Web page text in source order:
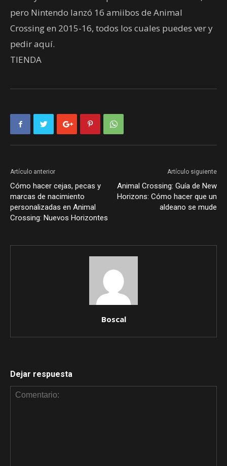
pero Nintendo lanzó 16 amiibos de Animal
Crossing en 2015-16, todos los cuales puedes ver y
pedir aquí.
TIENDA
Artículo anterior
Cómo hacer cejas, pecas y
marcas de nacimiento
personalizadas en Animal
Crossing: Nuevos Horizontes
Artículo siguiente
Animal Crossing: Guía de New
Horizons: Cómo hacer que un
aldeano se mude
Boscal
Dejar respuesta